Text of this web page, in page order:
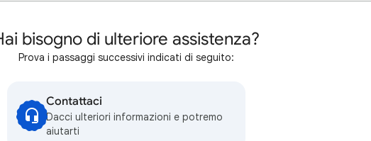
bisogno di ulteriore assistenza?
Prova i passaggi successivi indicati di seguito:
Contattaci
Dacci ulteriori informazioni e potremo
aiutarti